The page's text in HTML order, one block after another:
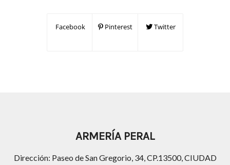
Facebook Pinterest Twitter
ARMERÍA PERAL
Dirección: Paseo de San Gregorio, 34, CP.13500, CIUDAD